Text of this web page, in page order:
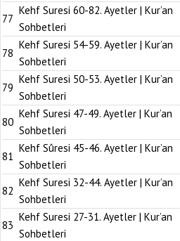
77
Kehf Suresi 60-82. Ayetler | Kur’an
Sohbetleri
78
Kehf Suresi 54-59. Ayetler | Kur’an
Sohbetleri
79
Kehf Suresi 50-53. Ayetler | Kur’an
Sohbetleri
80
Kehf Suresi 47-49. Ayetler | Kur’an
Sohbetleri
81
Kehf Sûresi 45-46. Ayetler | Kur’an
Sohbetleri
82
Kehf Suresi 32-44. Ayetler | Kur’an
Sohbetleri
83
Kehf Suresi 27-31. Ayetler | Kur’an
Sohbetleri